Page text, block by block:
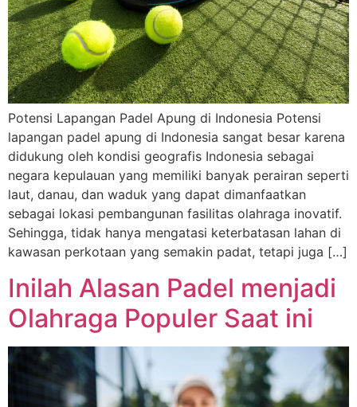
Potensi Lapangan Padel Apung di Indonesia Potensi
lapangan padel apung di Indonesia sangat besar karena
didukung oleh kondisi geografis Indonesia sebagai
negara kepulauan yang memiliki banyak perairan seperti
laut, danau, dan waduk yang dapat dimanfaatkan
sebagai lokasi pembangunan fasilitas olahraga inovatif.
Sehingga, tidak hanya mengatasi keterbatasan lahan di
kawasan perkotaan yang semakin padat, tetapi juga […]
Inilah Alasan Padel menjadi
Olahraga Populer Saat ini